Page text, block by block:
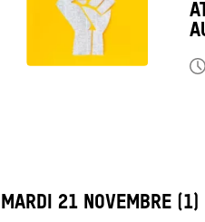
LABEL_DATE
MARDI 21 NOVEMBRE (1)